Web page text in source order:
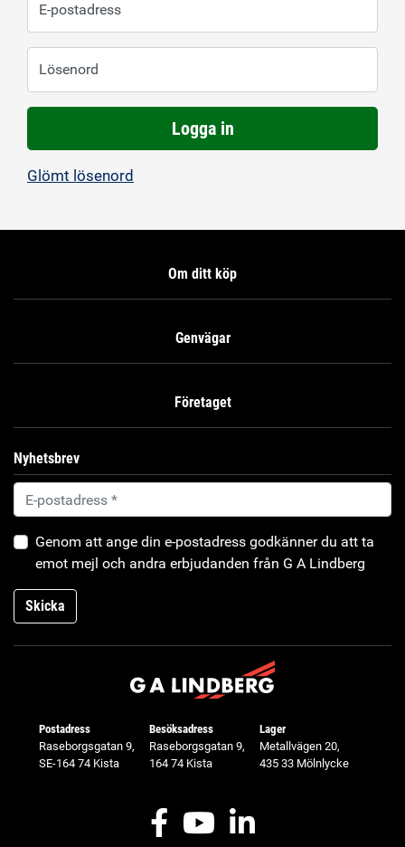
E-postadress
Lösenord
Logga in
Glömt lösenord
Om ditt köp
Genvägar
Företaget
Nyhetsbrev
Genom att ange din e-postadress godkänner du att ta
emot mejl och andra erbjudanden från G A Lindberg
Skicka
Postadress
Raseborgsgatan 9,
SE-164 74 Kista
Besöksadress
Raseborgsgatan 9,
164 74 Kista
Lager
Metallvägen 20,
435 33 Mölnlycke
FacebookYoutubeLinkedIn